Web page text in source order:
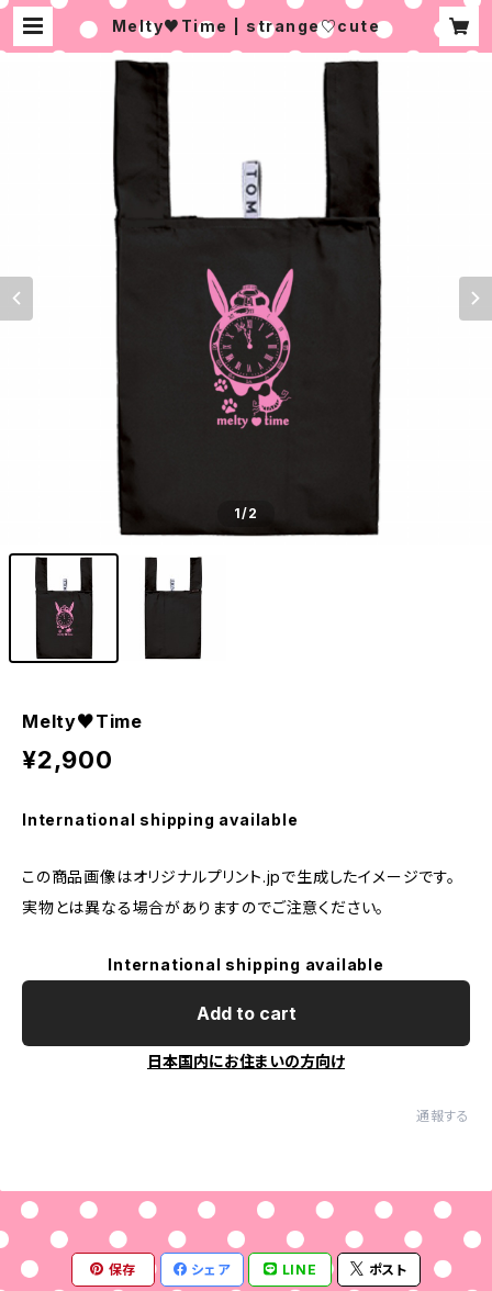
Melty♥Time | strange♡cute
1/2
Melty♥Time
¥2,900
International shipping available
この商品画像はオリジナルプリント.jpで生成したイメージです。
実物とは異なる場合がありますのでご注意ください。
International shipping available
Add to cart
日本国内にお住まいの方向け
通報する
保存 シェア LINE ポスト